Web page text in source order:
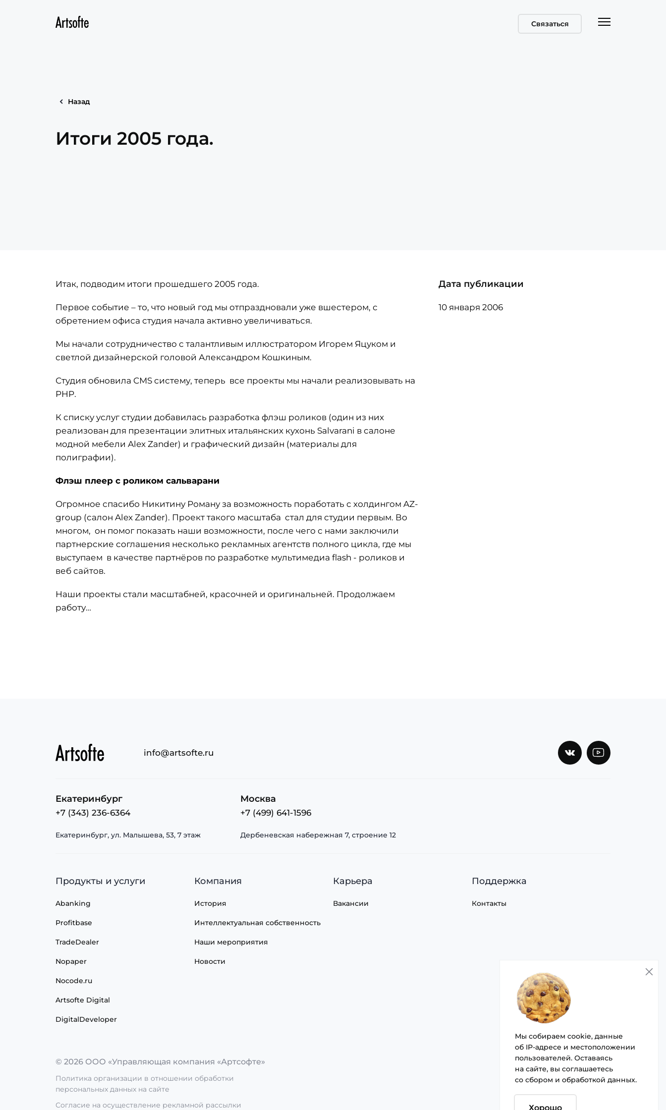
Связаться
Назад
Итоги 2005 года.
Итак, подводим итоги прошедшего 2005 года.
Первое событие – то, что новый год мы отпраздновали уже вшестером, с
обретением офиса студия начала активно увеличиваться.
Мы начали сотрудничество с талантливым иллюстратором Игорем Яцуком и
светлой дизайнерской головой Александром Кошкиным.
Студия обновила CMS систему, теперь все проекты мы начали реализовывать на
PHP.
К списку услуг студии добавилась разработка флэш роликов (один из них
реализован для презентации элитных итальянских кухонь Salvarani в салоне
модной мебели Alex Zander) и графический дизайн (материалы для
полиграфии).
Флэш плеер с роликом сальварани
Огромное спасибо Никитину Роману за возможность поработать с холдингом AZ-
group (салон Alex Zander). Проект такого масштаба стал для студии первым. Во
многом, он помог показать наши возможности, после чего с нами заключили
партнерские соглашения несколько рекламных агентств полного цикла, где мы
выступаем в качестве партнёров по разработке мультимедиа flash - роликов и
веб сайтов.
Наши проекты стали масштабней, красочней и оригинальней. Продолжаем
работу…
Дата публикации
10 января 2006
info@artsofte.ru
Екатеринбург
+7 (343) 236-6364
Екатеринбург, ул. Малышева, 53, 7 этаж
Москва
+7 (499) 641-1596
Дербеневская набережная 7, строение 12
Продукты и услуги
Abanking
Profitbase
TradeDealer
Nopaper
Nocode.ru
Artsofte Digital
DigitalDeveloper
Компания
История
Интеллектуальная собственность
Наши мероприятия
Новости
Карьера
Вакансии
Поддержка
Контакты
© 2026 ООО «Управляющая компания «Артсофте»
Политика организации в отношении обработки
персональных данных на сайте
Согласие на осуществление рекламной рассылки
Мы собираем cookie, данные
об IP-адресе и местоположении
пользователей. Оставаясь
на сайте, вы соглашаетесь
со сбором и обработкой данных.
Хорошо